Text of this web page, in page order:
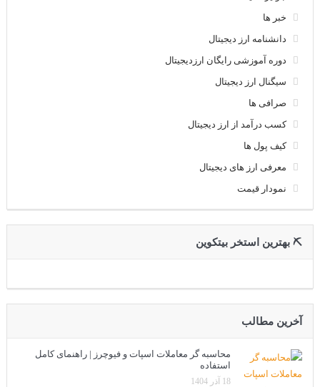
خبر ها
دانشنامه ارز دیجیتال
دوره آموزشی رایگان ارزدیجیتال
سیگنال ارز دیجیتال
صرافی ها
کسب درآمد از ارز دیجیتال
کیف پول ها
معرفی ارز های دیجیتال
نمودار قیمت
⛏ بهترین استخر بیتکوین
آخرین مطالب
محاسبه گر معاملات اسپات و فیوچرز | راهنمای کامل
استفاده
18 آذر 1404